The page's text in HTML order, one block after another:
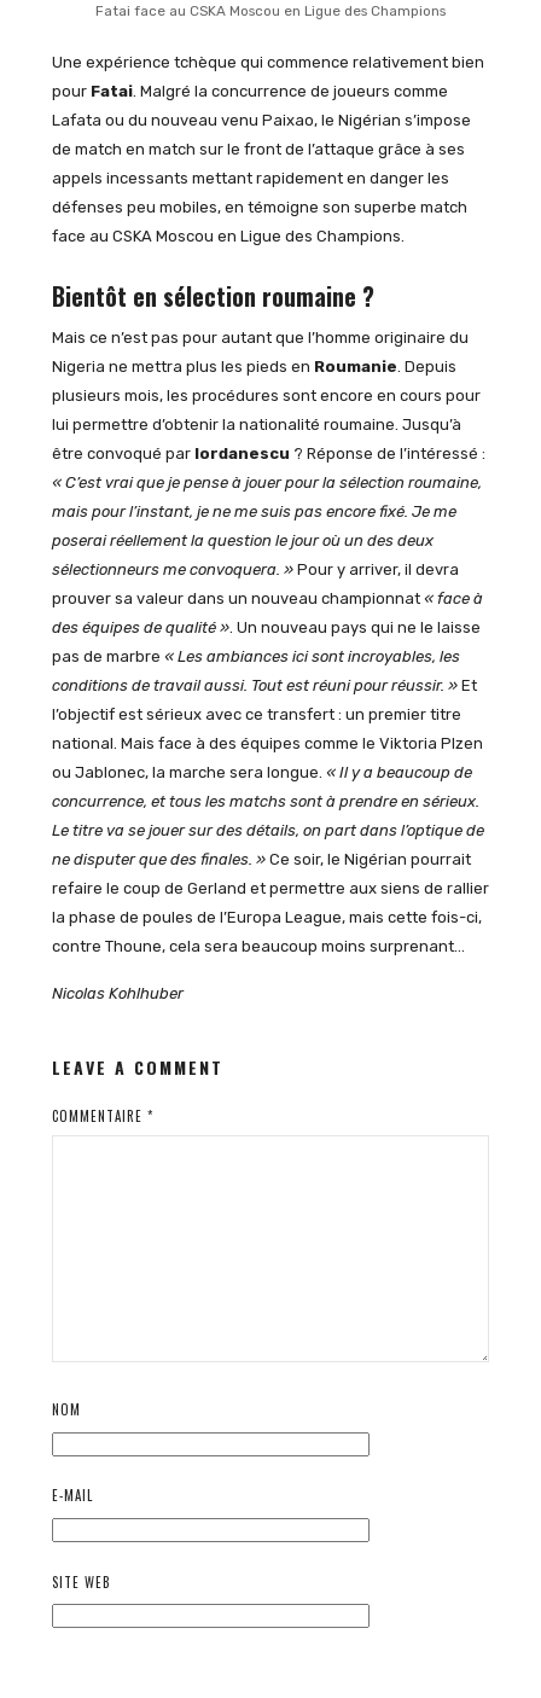
Fatai face au CSKA Moscou en Ligue des Champions
Une expérience tchèque qui commence relativement bien
pour Fatai. Malgré la concurrence de joueurs comme
Lafata ou du nouveau venu Paixao, le Nigérian s’impose
de match en match sur le front de l’attaque grâce à ses
appels incessants mettant rapidement en danger les
défenses peu mobiles, en témoigne son superbe match
face au CSKA Moscou en Ligue des Champions.
Bientôt en sélection roumaine ?
Mais ce n’est pas pour autant que l’homme originaire du
Nigeria ne mettra plus les pieds en Roumanie. Depuis
plusieurs mois, les procédures sont encore en cours pour
lui permettre d’obtenir la nationalité roumaine. Jusqu’à
être convoqué par Iordanescu ? Réponse de l’intéressé :
« C’est vrai que je pense à jouer pour la sélection roumaine,
mais pour l’instant, je ne me suis pas encore fixé. Je me
poserai réellement la question le jour où un des deux
sélectionneurs me convoquera. »Pour y arriver, il devra
prouver sa valeur dans un nouveau championnat « face à
des équipes de qualité ». Un nouveau pays qui ne le laisse
pas de marbre « Les ambiances ici sont incroyables, les
conditions de travail aussi. Tout est réuni pour réussir. »Et
l’objectif est sérieux avec ce transfert : un premier titre
national. Mais face à des équipes comme le Viktoria Plzen
ou Jablonec, la marche sera longue. « Il y a beaucoup de
concurrence, et tous les matchs sont à prendre en sérieux.
Le titre va se jouer sur des détails, on part dans l’optique de
ne disputer que des finales. »Ce soir, le Nigérian pourrait
refaire le coup de Gerland et permettre aux siens de rallier
la phase de poules de l’Europa League, mais cette fois-ci,
contre Thoune, cela sera beaucoup moins surprenant…
Nicolas Kohlhuber
LEAVE A COMMENT
COMMENTAIRE *
NOM
E-MAIL
SITE WEB